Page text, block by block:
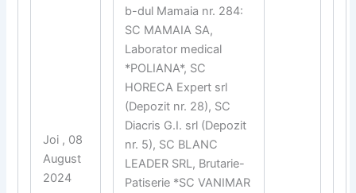
Joi , 08
August
2024
b-dul Mamaia nr. 284:
SC MAMAIA SA,
Laborator medical
*POLIANA*, SC
HORECA Expert srl
(Depozit nr. 28), SC
Diacris G.I. srl (Depozit
nr. 5), SC BLANC
LEADER SRL, Brutarie-
Patiserie *SC VANIMAR